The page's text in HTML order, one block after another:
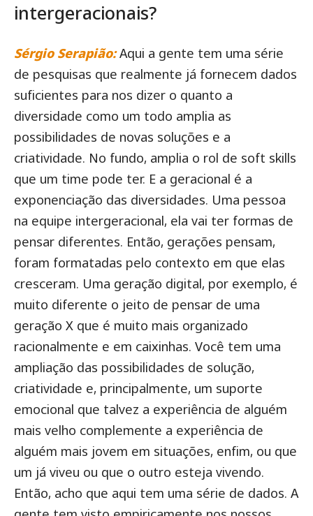
intergeracionais?
Sérgio Serapião:Aqui a gente tem uma série
de pesquisas que realmente já fornecem dados
suficientes para nos dizer o quanto a
diversidade como um todo amplia as
possibilidades de novas soluções e a
criatividade. No fundo, amplia o rol de soft skills
que um time pode ter. E a geracional é a
exponenciação das diversidades. Uma pessoa
na equipe intergeracional, ela vai ter formas de
pensar diferentes. Então, gerações pensam,
foram formatadas pelo contexto em que elas
cresceram. Uma geração digital, por exemplo, é
muito diferente o jeito de pensar de uma
geração X que é muito mais organizado
racionalmente e em caixinhas. Você tem uma
ampliação das possibilidades de solução,
criatividade e, principalmente, um suporte
emocional que talvez a experiência de alguém
mais velho complemente a experiência de
alguém mais jovem em situações, enfim, ou que
um já viveu ou que o outro esteja vivendo.
Então, acho que aqui tem uma série de dados. A